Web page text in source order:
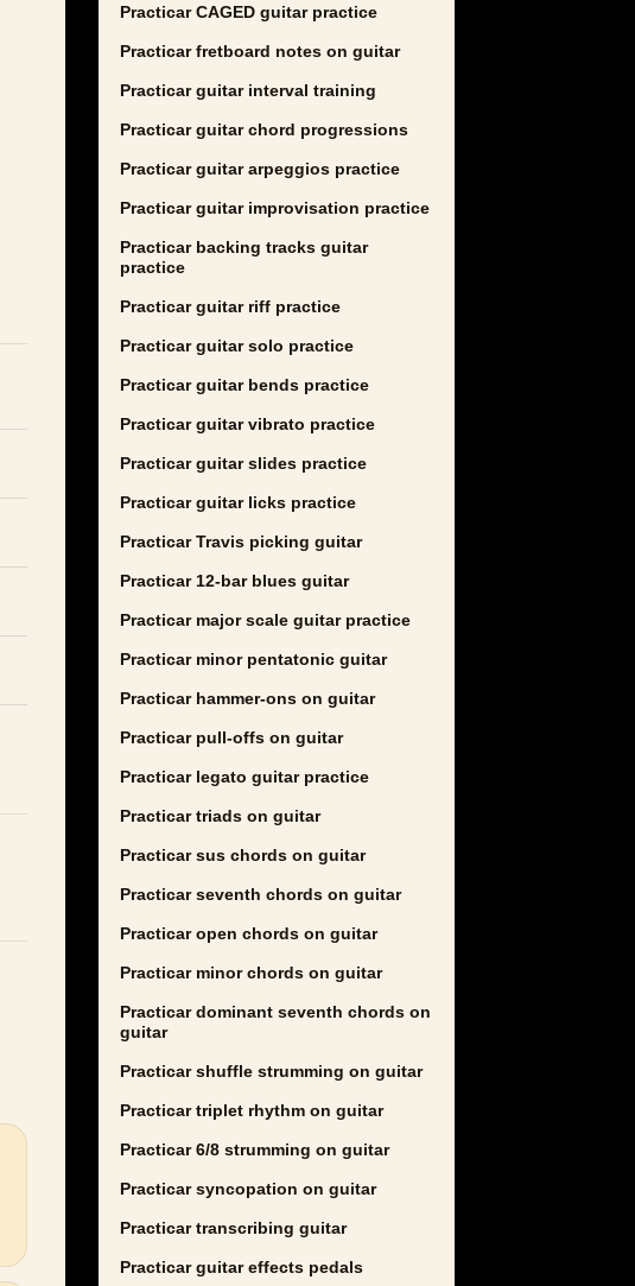
Practicar CAGED guitar practice
Practicar fretboard notes on guitar
Practicar guitar interval training
Practicar guitar chord progressions
Practicar guitar arpeggios practice
Practicar guitar improvisation practice
Practicar backing tracks guitar
practice
Practicar guitar riff practice
Practicar guitar solo practice
Practicar guitar bends practice
Practicar guitar vibrato practice
Practicar guitar slides practice
Practicar guitar licks practice
Practicar Travis picking guitar
Practicar 12-bar blues guitar
Practicar major scale guitar practice
Practicar minor pentatonic guitar
Practicar hammer-ons on guitar
Practicar pull-offs on guitar
Practicar legato guitar practice
Practicar triads on guitar
Practicar sus chords on guitar
Practicar seventh chords on guitar
Practicar open chords on guitar
Practicar minor chords on guitar
Practicar dominant seventh chords on
guitar
Practicar shuffle strumming on guitar
Practicar triplet rhythm on guitar
Practicar 6/8 strumming on guitar
Practicar syncopation on guitar
Practicar transcribing guitar
Practicar guitar effects pedals